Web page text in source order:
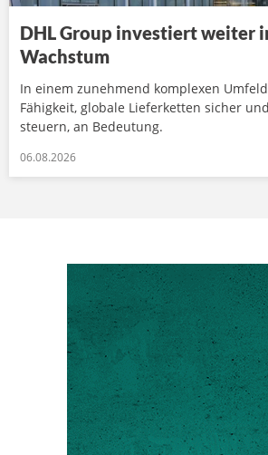
DHL Group investiert weiter
Wachstum
In einem zunehmend komplexen
Fähigkeit, globale Lieferketten sicher
steuern, an Bedeutung.
06.08.2026